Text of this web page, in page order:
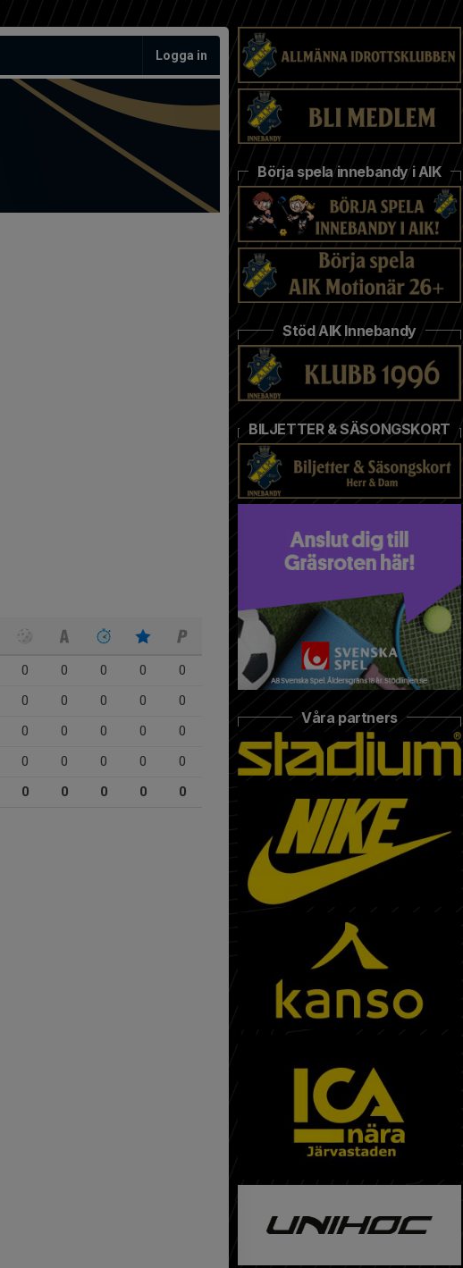
Logga in
0 0 0 0
0
0 0 0 0
0
0 0 0 0
0
0 0 0 0
0
0 0 0 0 0
Börja spela innebandy i AIK
Stöd AIK Innebandy
BILJETTER & SÄSONGSKORT
Våra partners